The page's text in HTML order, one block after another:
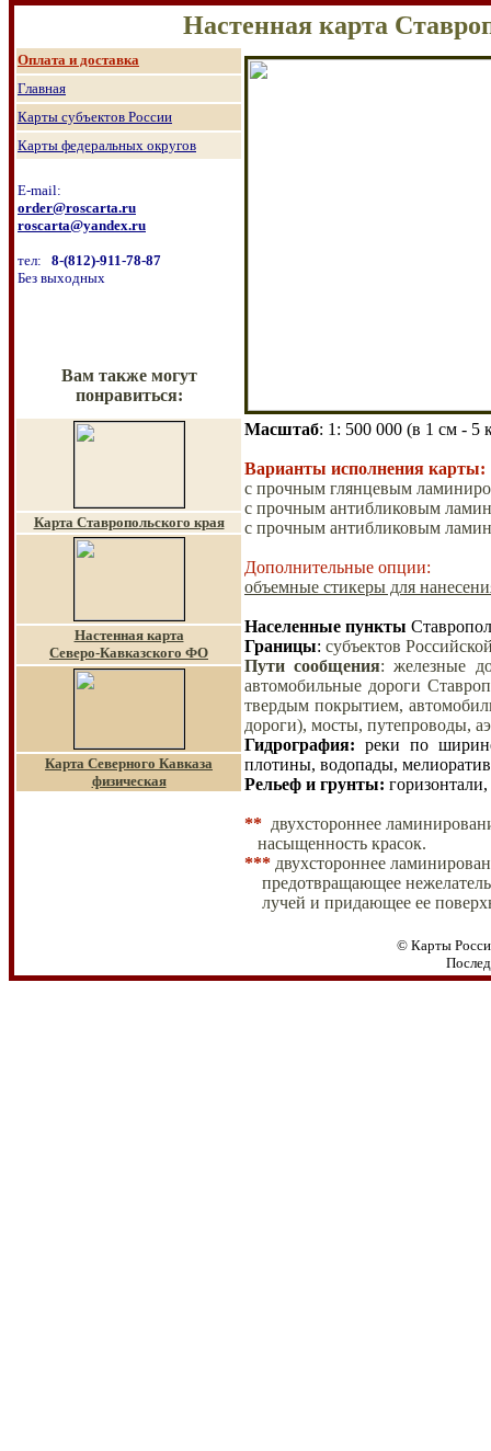
Настенная карта
Оплата и доставка
Главная
Карты субъектов России
Карты федеральных округов
E-mail:
order@roscarta.ru
roscarta@yandex.ru
тел: 8-(812)-911-78-87
Без выходных
Вам также могут
понравиться:
Масштаб: 1: 500 000 (в 1 см - 5
Варианты исполнения карты:
с прочным глянцевым
с прочным антибликовым
с прочным антибликовым
Дополнительные опции:
объемные стикеры для
Населенные пункты
Границы: субъектов
Пути сообщения: железные
автомобильные дороги
твердым покрытием,
дороги), мосты, путепроводы,
Гидрография: реки по
плотины, водопады,
Рельеф и грунты:
** двухстороннее
насыщенность красок.
*** двухстороннее
предотвращающее
лучей и придающее ее
Карта Ставропольского края
Настенная карта
Северо-Кавказского ФО
Карта Северного Кавказа
физическая
© Карты